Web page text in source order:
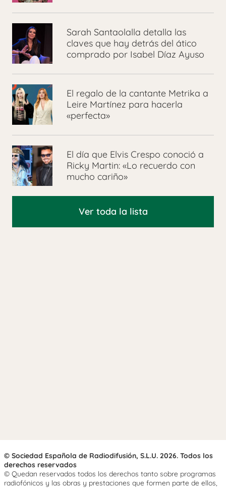
Sarah Santaolalla detalla las
claves que hay detrás del ático
comprado por Isabel Díaz Ayuso
El regalo de la cantante Metrika a
Leire Martínez para hacerla
«perfecta»
El día que Elvis Crespo conoció a
Ricky Martin: «Lo recuerdo con
mucho cariño»
Ver toda la lista
© Sociedad Española de Radiodifusión, S.L.U. 2026. Todos los
derechos reservados
© Quedan reservados todos los derechos tanto sobre programas
radiofónicos y las obras y prestaciones que formen parte de ellos,